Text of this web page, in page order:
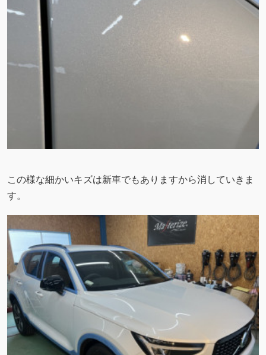
この様な細かいキズは新車でもありますから消していきま
す。